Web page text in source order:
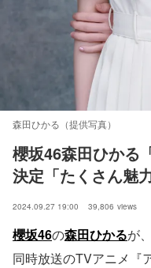
森田ひかる（提供写真）
櫻坂46森田ひかる
決定「たくさん魅
2024.09.27 19:00 39,806 views
櫻坂46の森田ひかるが
同時放送のTVアニメ『